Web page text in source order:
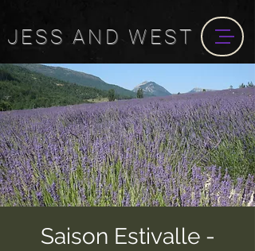
JESSANDWEST
Saison Estivalle -